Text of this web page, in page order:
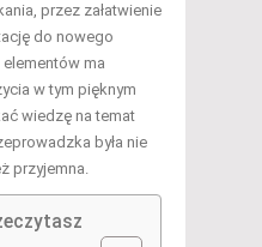
przez załatwienie
do nowego
ma
w tym pięknym
wiedzę na temat
była nie
przyjemna.